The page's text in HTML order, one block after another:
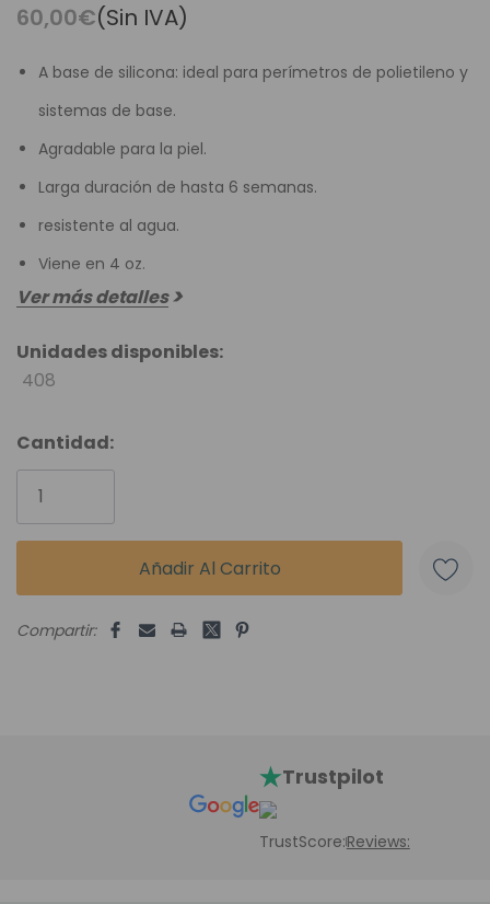
60,00€(Sin IVA)
A base de silicona: ideal para perímetros de polietileno y
sistemas de base.
Agradable para la piel.
Larga duración de hasta 6 semanas.
resistente al agua.
Viene en 4 oz.
Ver más detalles
Unidades disponibles:
408
Cantidad:
Compartir:
Trustpilot
TrustScore:Reviews: